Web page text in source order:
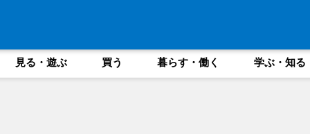
見る・遊ぶ 買う 暮らす・働く 学ぶ・知る